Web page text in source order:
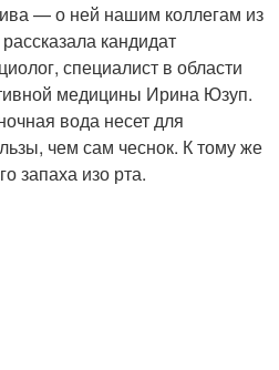
— о ней нашим коллегам из
кандидат
специалист в области
медицины Ирина Юзуп.
вода несет для
чем сам чеснок. К тому же
запаха изо рта.